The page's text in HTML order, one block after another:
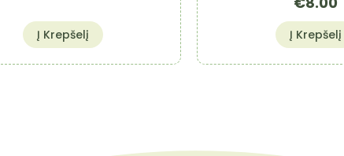
Į Krepšelį Į Krepšelį